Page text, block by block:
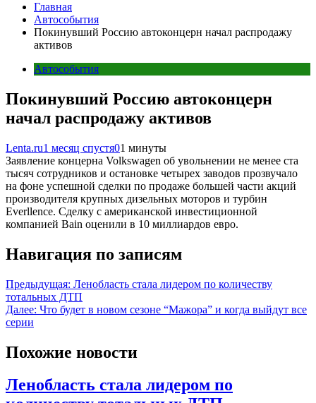
Главная
Автособытия
Покинувший Россию автоконцерн начал распродажу
активов
Автособытия
Покинувший Россию автоконцерн
начал распродажу активов
Lenta.ru1 месяц спустя01 минуты
Заявление концерна Volkswagen об увольнении не менее ста
тысяч сотрудников и остановке четырех заводов прозвучало
на фоне успешной сделки по продаже большей части акций
производителя крупных дизельных моторов и турбин
Everllence. Сделку с американской инвестиционной
компанией Bain оценили в 10 миллиардов евро.
Навигация по записям
Предыдущая: Ленобласть стала лидером по количеству
тотальных ДТП
Далее: Что будет в новом сезоне “Мажора” и когда выйдут все
серии
Похожие новости
Ленобласть стала лидером по